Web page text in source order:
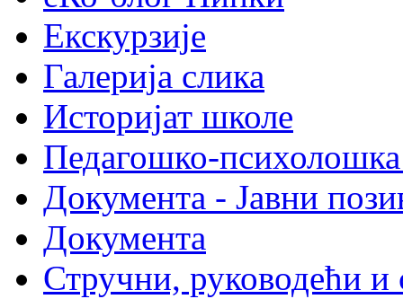
Екскурзије
Галерија слика
Историјат школе
Педагошко-психолошка
Документа - Јавни
Документа
Стручни, руководећи и